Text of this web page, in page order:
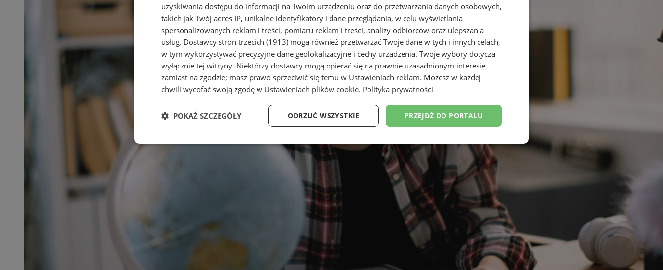
uzyskiwania dostępu do informacji na Twoim urządzeniu oraz do przetwarzania danych osobowych,
takich jak Twój adres IP, unikalne identyfikatory i dane przeglądania, w celu wyświetlania
spersonalizowanych reklam i treści, pomiaru reklam i treści, analizy odbiorców oraz ulepszania
usług. Dostawcy stron trzecich (1913) mogą również przetwarzać Twoje dane w tych i innych celach,
w tym wykorzystywać precyzyjne dane geolokalizacyjne i cechy urządzenia. Twoje wybory dotyczą
wyłącznie tej witryny. Niektórzy dostawcy mogą opierać się na prawnie uzasadnionym interesie
zamiast na zgodzie; masz prawo sprzeciwić się temu w Ustawieniach reklam. Możesz w każdej
chwili wycofać swoją zgodę w Ustawieniach plików cookie. Polityka prywatności
PRZEJDŹ DO PORTALU
ODRZUĆ WSZYSTKIE
POKAŻ SZCZEGÓŁY
Niezbędne Wydajność Targetowanie Funkcjonalność Niesklasyfikowane
Targetowanie Niesklasyfikowane
Niezbędne pliki cookie umożliwiają korzystanie z podstawowych funkcji strony internetowej, takich jak logowanie użytkownika i
zarządzanie kontem. Bez niezbędnych plików cookie nie można prawidłowo korzystać ze strony internetowej.
Okres
przechowywania